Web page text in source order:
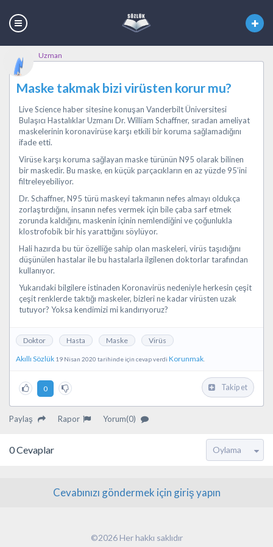
Uzman
Maske takmak bizi virüsten korur mu?
Live Science haber sitesine konuşan Vanderbilt Üniversitesi
Bulaşıcı Hastalıklar Uzmanı Dr. William Schaffner, sıradan ameliyat
maskelerinin koronavirüse karşı etkili bir koruma sağlamadığını
ifade etti.
Virüse karşı koruma sağlayan maske türünün N95 olarak bilinen
bir maskedir. Bu maske, en küçük parçacıkların en az yüzde 95’ini
filtreleyebiliyor.
Dr. Schaffner, N95 türü maskeyi takmanın nefes almayı oldukça
zorlaştırdığını, insanın nefes vermek için bile çaba sarf etmek
zorunda kaldığını, maskenin içinin nemlendiğini ve çoğunlukla
klostrofobik bir his yarattığını söylüyor.
Hali hazırda bu tür özelliğe sahip olan maskeleri, virüs taşıdığını
düşünülen hastalar ile bu hastalarla ilgilenen doktorlar tarafından
kullanıyor.
Yukarıdaki bilgilere istinaden Koronavirüs nedeniyle herkesin çeşit
çeşit renklerde taktığı maskeler, bizleri ne kadar virüsten uzak
tutuyor? Yoksa kendimizi mi kandırıyoruz?
Doktor Hasta Maske
Virüs
Akıllı Sözlük 19 Nisan 2020 tarihinde için cevap verdi Korunmak
0 Takip et
Paylaş Rapor Yorum(0)
0Cevaplar
Cevabınızı göndermek için giriş yapın
©2026 Her hakkı saklıdır